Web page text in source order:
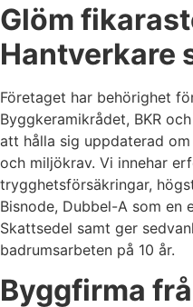
Glöm
Hantverkare
Företaget har behörighet
Byggkeramikrådet, BKR
att hålla sig uppdaterad
och miljökrav. Vi innehar
trygghetsförsäkringar,
Bisnode, Dubbel-A som en
Skattsedel samt ger
badrumsarbeten på 10 år.
Byggfirma